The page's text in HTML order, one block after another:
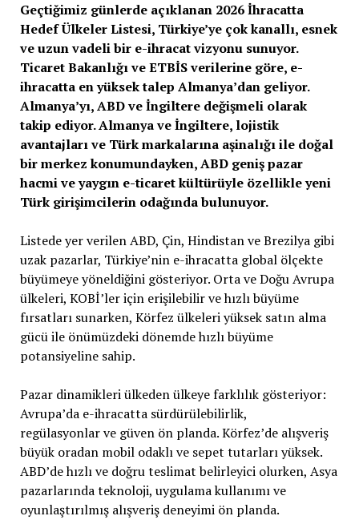
Geçtiğimiz günlerde açıklanan 2026 İhracatta
Hedef Ülkeler Listesi, Türkiye’ye çok kanallı, esnek
ve uzun vadeli bir e-ihracat vizyonu sunuyor.
Ticaret Bakanlığı ve ETBİS verilerine göre, e-
ihracatta en yüksek talep Almanya’dan geliyor.
Almanya’yı, ABD ve İngiltere değişmeli olarak
takip ediyor. Almanya ve İngiltere, lojistik
avantajları ve Türk markalarına aşinalığı ile doğal
bir merkez konumundayken, ABD geniş pazar
hacmi ve yaygın e-ticaret kültürüyle özellikle yeni
Türk girişimcilerin odağında bulunuyor.
Listede yer verilen ABD, Çin, Hindistan ve Brezilya gibi
uzak pazarlar, Türkiye’nin e-ihracatta global ölçekte
büyümeye yöneldiğini gösteriyor. Orta ve Doğu Avrupa
ülkeleri, KOBİ’ler için erişilebilir ve hızlı büyüme
fırsatları sunarken, Körfez ülkeleri yüksek satın alma
gücü ile önümüzdeki dönemde hızlı büyüme
potansiyeline sahip.
Pazar dinamikleri ülkeden ülkeye farklılık gösteriyor:
Avrupa’da e-ihracatta sürdürülebilirlik,
regülasyonlar ve güven ön planda. Körfez’de alışveriş
büyük oradan mobil odaklı ve sepet tutarları yüksek.
ABD’de hızlı ve doğru teslimat belirleyici olurken, Asya
pazarlarında teknoloji, uygulama kullanımı ve
oyunlaştırılmış alışveriş deneyimi ön planda.